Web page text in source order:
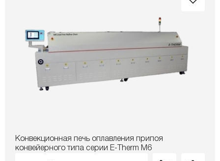
Конвекционная печь оплавления припоя
конвейерного типа серии E-Therm M6